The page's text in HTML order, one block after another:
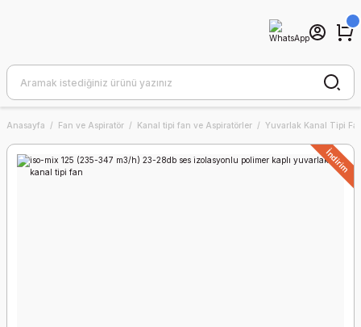
Anasayfa Fan ve Aspiratör Kanal tipi fan ve Aspiratörler Yuvarlak Kanal Tipi
İndirim